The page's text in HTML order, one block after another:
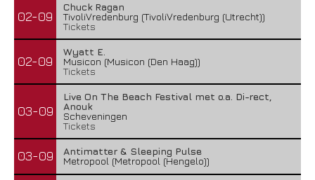
02-09
Chuck Ragan
TivoliVredenburg (TivoliVredenburg (Utrecht))
Tickets
02-09
Wyatt E.
Musicon (Musicon (Den Haag))
Tickets
03-09
Live On The Beach Festival met o.a. Di-rect,
Anouk
Scheveningen
Tickets
03-09
Antimatter & Sleeping Pulse
Metropool (Metropool (Hengelo))